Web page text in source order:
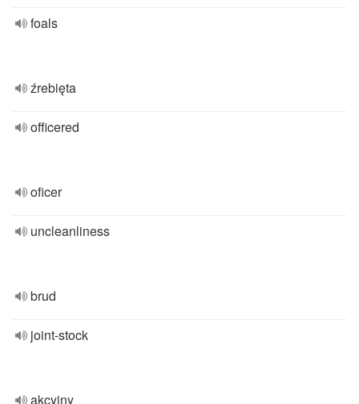
foals
źrebięta
officered
oficer
uncleanliness
brud
joint-stock
akcyjny